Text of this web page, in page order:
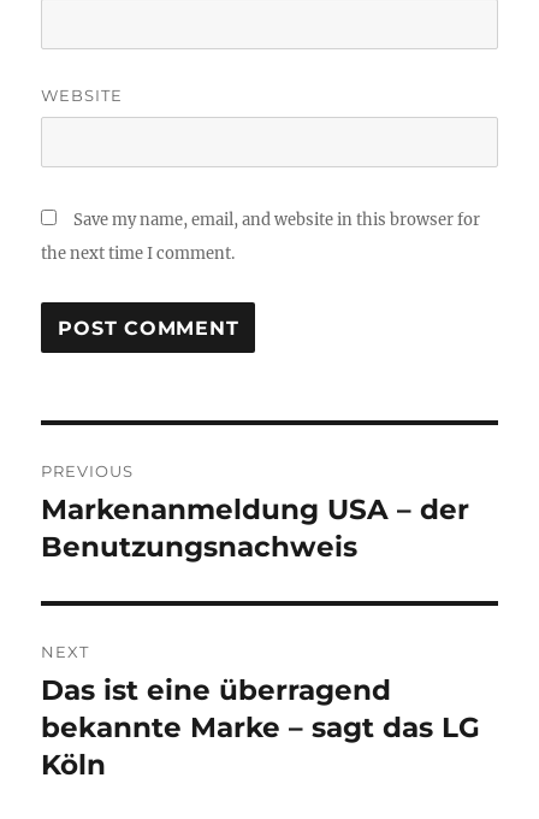
WEBSITE
Save my name, email, and website in this browser for
the next time I comment.
navigation
PREVIOUS
Previous
post:
Markenanmeldung USA – der
Benutzungsnachweis
NEXT
Next
post:
Das ist eine überragend
bekannte Marke – sagt das LG
Köln